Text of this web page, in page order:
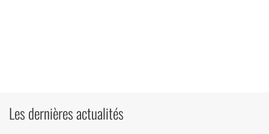
Les dernières actualités